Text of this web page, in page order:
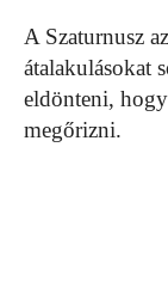
A Szaturnusz
átalakulásokat
eldönteni,
megőrizni.